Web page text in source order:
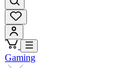
Gaming